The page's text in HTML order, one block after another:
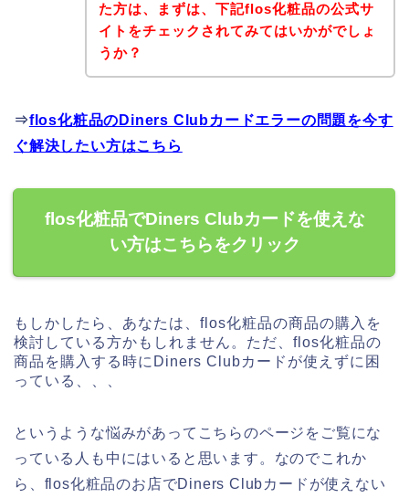
た方は、まずは、下記flos化粧品の公式サ
イトをチェックされてみてはいかがでしょ
うか？
⇒flos化粧品のDiners Clubカードエラーの問題を今す
ぐ解決したい方はこちら
flos化粧品でDiners Clubカードを使えな
い方はこちらをクリック
もしかしたら、あなたは、flos化粧品の商品の購入を
検討している方かもしれません。ただ、flos化粧品の
商品を購入する時にDiners Clubカードが使えずに困
っている、、、
というような悩みがあってこちらのページをご覧にな
っている人も中にはいると思います。なのでこれか
ら、flos化粧品のお店でDiners Clubカードが使えない